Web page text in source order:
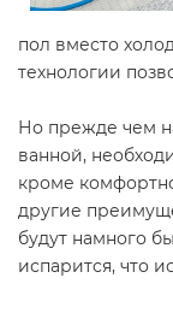
пол вместо
технологии
Но прежде чем
ванной,
кроме
другие
будут намного
испарится, что